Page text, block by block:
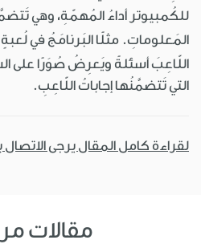
للكُمبيوتر أداءُ المُهمّةِ، وهي
المَعلوماتِ. مثلًا البَرنامَجُ في
اللّاعِبَ أسئلةً ويَعرِضُ صُوَرًا على
التي تَتضمَّنُها إجاباتُ اللّاعِبِ.
لقراءة كامل المقال يرجى
مقالات